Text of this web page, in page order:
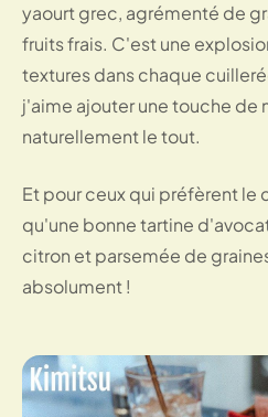
yaourt grec, agrémenté de
fruits frais. C'est une
textures dans chaque
j'aime ajouter une touche de
naturellement le tout.
Et pour ceux qui préfèrent le
qu'une bonne tartine
citron et parsemée de
absolument !